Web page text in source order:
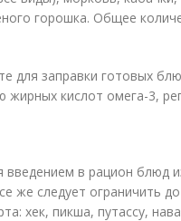
горошка. Общее
для заправки готовых
кислот омега-3,
в рацион блюд
же следует ограничить
хек, пикша, путассу,